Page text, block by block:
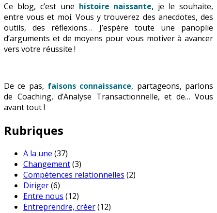
Ce blog, c’est une histoire naissante, je le souhaite,
entre vous et moi. Vous y trouverez des anecdotes, des
outils, des réflexions… J’espère toute une panoplie
d’arguments et de moyens pour vous motiver à avancer
vers votre réussite !
De ce pas, faisons connaissance, partageons, parlons
de Coaching, d’Analyse Transactionnelle, et de… Vous
avant tout !
Rubriques
A la une (37)
Changement(3)
Compétences relationnelles (2)
Diriger(6)
Entre nous (12)
Entreprendre, créer(12)